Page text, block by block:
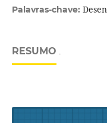
Palavras-chave:
RESUMO .